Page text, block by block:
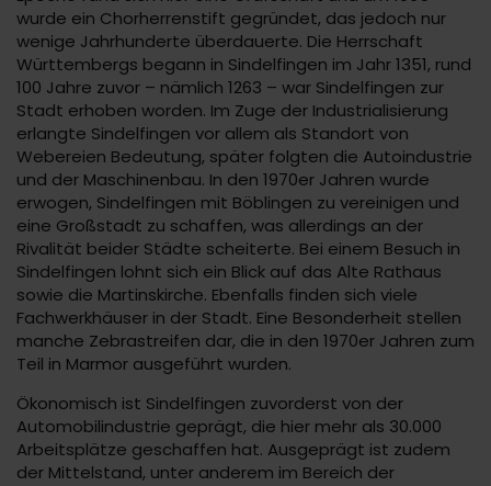
wurde ein Chorherrenstift gegründet, das jedoch nur
wenige Jahrhunderte überdauerte. Die Herrschaft
Württembergs begann in Sindelfingen im Jahr 1351, rund
100 Jahre zuvor – nämlich 1263 – war Sindelfingen zur
Stadt erhoben worden. Im Zuge der Industrialisierung
erlangte Sindelfingen vor allem als Standort von
Webereien Bedeutung, später folgten die Autoindustrie
und der Maschinenbau. In den 1970er Jahren wurde
erwogen, Sindelfingen mit Böblingen zu vereinigen und
eine Großstadt zu schaffen, was allerdings an der
Rivalität beider Städte scheiterte. Bei einem Besuch in
Sindelfingen lohnt sich ein Blick auf das Alte Rathaus
sowie die Martinskirche. Ebenfalls finden sich viele
Fachwerkhäuser in der Stadt. Eine Besonderheit stellen
manche Zebrastreifen dar, die in den 1970er Jahren zum
Teil in Marmor ausgeführt wurden.
Ökonomisch ist Sindelfingen zuvorderst von der
Automobilindustrie geprägt, die hier mehr als 30.000
Arbeitsplätze geschaffen hat. Ausgeprägt ist zudem
der Mittelstand, unter anderem im Bereich der